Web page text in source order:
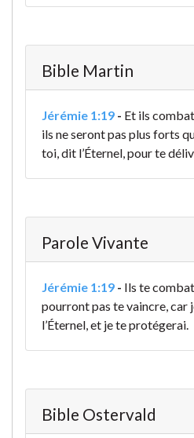
Bible Martin
Jérémie 1:19 - Et ils
ils ne seront pas plus forts
toi, dit l’Éternel, pour te
Parole Vivante
Jérémie 1:19 - Ils te
pourront pas te vaincre, car
l’Éternel, et je te protégerai.
Bible Ostervald